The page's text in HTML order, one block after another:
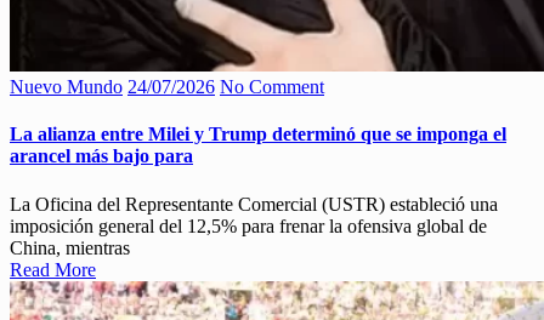
Nuevo Mundo 24/07/2026 No Comment
La alianza entre Milei y Trump determinó que se imponga el
arancel más bajo para
La Oficina del Representante Comercial (USTR) estableció una
imposición general del 12,5% para frenar la ofensiva global de
China, mientras
Read More